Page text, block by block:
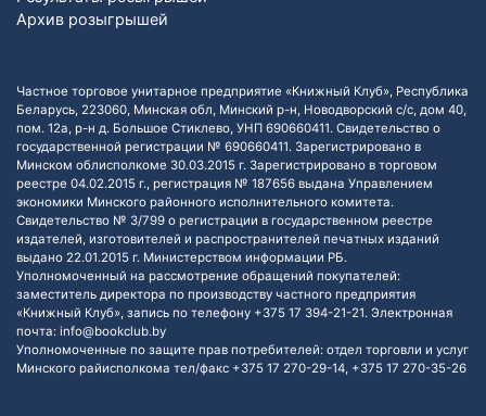
Архив розыгрышей
Частное торговое унитарное предприятие «Книжный Клуб», Республика
Беларусь, 223060, Минская обл, Минский р-н, Новодворский с/с, дом 40,
пом. 12а, р-н д. Большое Стиклево, УНП 690660411. Свидетельство о
государственной регистрации № 690660411. Зарегистрировано в
Минском облисполкоме 30.03.2015 г. Зарегистрировано в торговом
реестре 04.02.2015 г., регистрация № 187656 выдана Управлением
экономики Минского районного исполнительного комитета.
Свидетельство № 3/799 о регистрации в государственном реестре
издателей, изготовителей и распространителей печатных изданий
выдано 22.01.2015 г. Министерством информации РБ.
Уполномоченный на рассмотрение обращений покупателей:
заместитель директора по производству частного предприятия
«Книжный Клуб», запись по телефону +375 17 394-21-21. Электронная
почта: info@bookclub.by
Уполномоченные по защите прав потребителей: отдел торговли и услуг
Минского райисполкома тел/факс +375 17 270-29-14, +375 17 270-35-26